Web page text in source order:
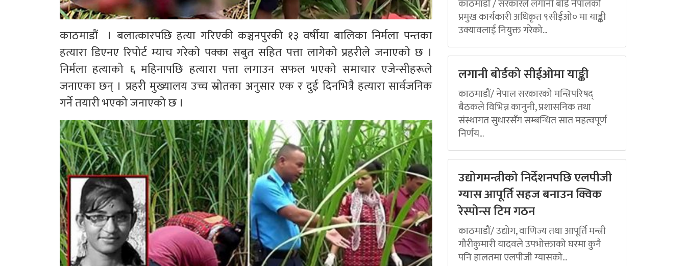
काठमाडौं । बलात्कारपछि हत्या गरिएकी कञ्चनपुरकी १३ वर्षीया बालिका निर्मला पन्तका
हत्यारा डिएनए रिपाेर्ट म्याच गरेकाे पक्का सबुत सहित पत्ता लागेको प्रहरीले जनाएको छ ।
निर्मला हत्याको ६ महिनापछि हत्यारा पत्ता लगाउन सफल भएको समाचार एजेन्सीहरूले
जनाएका छन् । प्रहरी मुख्यालय उच्च स्रोतका अनुसार एक र दुई दिनभित्रै हत्यारा सार्वजनिक
गर्ने तयारी भएको जनाएको छ ।
काठमाडौं / सरकारले लगानी बोर्ड नेपालको
प्रमुख कार्यकारी अधिकृत ९सीईओ० मा याङ्की
उक्यावलाई नियुक्त गरेको...
लगानी बोर्डको सीईओमा याङ्की
काठमाडौं/ नेपाल सरकारको मन्त्रिपरिषद्
बैठकले विभिन्न कानुनी, प्रशासनिक तथा
संस्थागत सुधारसँग सम्बन्धित सात महत्वपूर्ण
निर्णय...
उद्योगमन्त्रीको निर्देशनपछि एलपीजी
ग्यास आपूर्ति सहज बनाउन क्विक
रेस्पोन्स टिम गठन
काठमाडौं/ उद्योग, वाणिज्य तथा आपूर्ति मन्त्री
गौरीकुमारी यादवले उपभोक्ताको घरमा कुनै
पनि हालतमा एलपीजी ग्यासको...